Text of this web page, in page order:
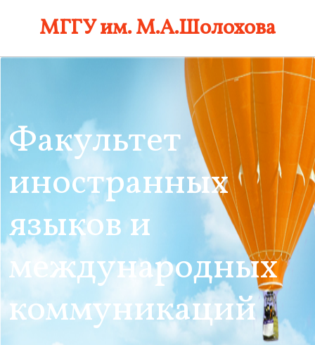
МГГУ им. М.А.Шолохова
Факультет
иностранных
языков и
международных
коммуникаций